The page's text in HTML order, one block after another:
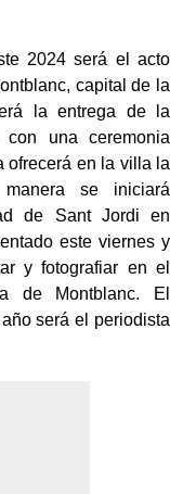
2024 será el acto
capital de la
la entrega de la
una ceremonia
ofrecerá en la villa la
se iniciará
de Sant Jordi en
este viernes y
y fotografiar en el
de Montblanc. El
será el periodista